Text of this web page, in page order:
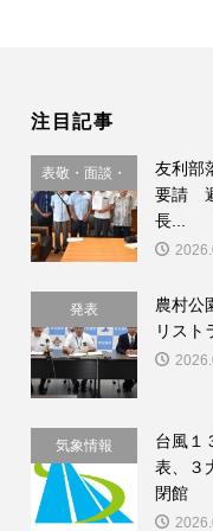
注目記事
表敬・面談・
要請
友利部
要請
長...
発表
農村公
リス
気象情報
台風１
表、３
閉館